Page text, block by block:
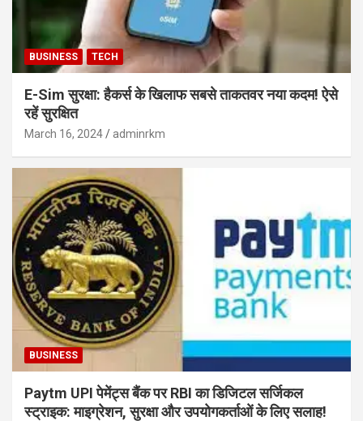
BUSINESS TECH
E-Sim सुरक्षा: हैकर्स के खिलाफ सबसे ताकतवर नया कदम! ऐसे
रहें सुरक्षित
March 16, 2024 adminrkm
BUSINESS
Paytm UPI पेमेंट्स बैंक पर RBI का डिजिटल सर्जिकल
स्ट्राइक: माइग्रेशन, सुरक्षा और उपयोगकर्ताओं के लिए सलाह!